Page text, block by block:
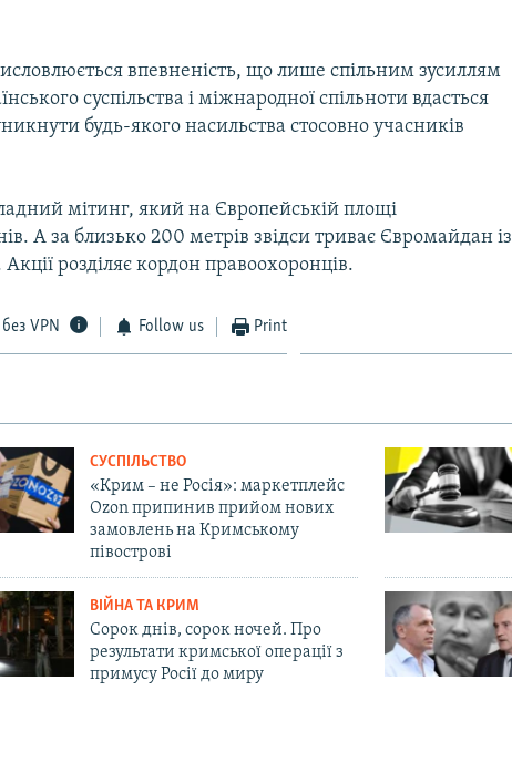
впевненість, що лише спільним зусиллям
суспільства і міжнародної спільноти вдасться
будь-якого насильства стосовно учасників
мітинг, який на Європейській площі
А за близько 200 метрів звідси триває Євромайдан із
розділяє кордон правоохоронців.
VPN Follow us Print
СУСПІЛЬСТВО
«Крим – не Росія»: маркетплейс
Ozon припинив прийом нових
замовлень на Кримському
півострові
ВІЙНА ТА КРИМ
Сорок днів, сорок ночей. Про
результати кримської операції з
примусу Росії до миру